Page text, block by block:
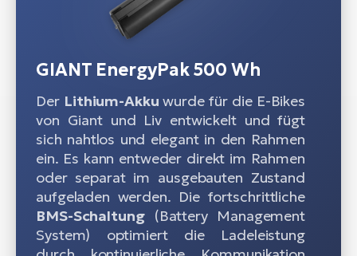
GIANT EnergyPak 500 Wh
Der Lithium-Akkuwurde für die E-Bikes
von Giant und Liv entwickelt und fügt
sich nahtlos und elegant in den Rahmen
ein. Es kann entweder direkt im Rahmen
oder separat im ausgebauten Zustand
aufgeladen werden. Die fortschrittliche
BMS-Schaltung(Battery Management
System) optimiert die Ladeleistung